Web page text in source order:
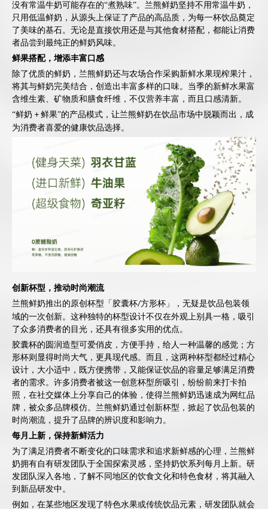
没有常温牛奶可能存在的“煮熟味”。兰熊鲜奶坚持不用常温牛奶，
只用低温鲜奶，从源头上保证了产品的高品质，为每一杯饮品奠定
了美味的基石。无论是直接饮用还是与其他食材搭配，都能让消费
者品尝到最纯正的鲜奶风味。
鲜果搭配，增添丰富口感
除了优质的鲜奶，兰熊鲜奶还与农场合作采购新鲜水果现榨果汁，
将其与鲜奶完美结合，创造出丰富多样的口味。当季的新鲜水果富
含维生素、矿物质和膳食纤维，不仅营养丰富，而且口感清新。
“鲜奶 + 鲜果”的产品模式，让兰熊鲜奶在饮品市场中脱颖而出，成
为消费者喜爱的健康饮品选择。
创新杯型， 推动时尚潮流
兰熊鲜奶推出的原创杯型「胶囊杯/方形杯」，无疑是饮品包装领
域的一次创新。这种独特的杯型设计不仅在外观上别具一格，吸引
了众多消费者的目光，还具有很多实用的优点。
胶囊杯的圆润造型可爱俏皮，方便手持，给人一种温馨的感觉；方
形杯则显得时尚大气，更具现代感。而且，这两种杯型都经过精心
设计，大小适中，既方便携带，又能保证饮品的容量足够满足消费
者的需求。许多消费者被这一创意杯型所吸引，纷纷前来打卡拍
照，在社交媒体上分享自己的体验，使得兰熊鲜奶迅速成为网红品
牌，被众多品牌模仿。兰熊鲜奶通过创新杯型， 掀起了饮品包装的
时尚潮流，提升了品牌的辨识度和影响力。
每月上新，保持新鲜活力
为了满足消费者不断变化的口味需求和追求新鲜感的心理，兰熊鲜
奶拥有自有研发团队于全国探索灵感，坚持奶饮系列每月上新。研
发团队深入各地，了解不同地区的饮食文化和特色食材，将其融入
到新品研发中。
例如，在某些地区发现了特色水果或传统饮品元素，研发团队就会